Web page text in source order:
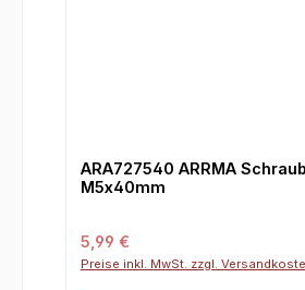
ARA727540 ARRMA
M5x40mm
Regulärer Preis:
5,99 €
Preise inkl. MwSt. zzgl.